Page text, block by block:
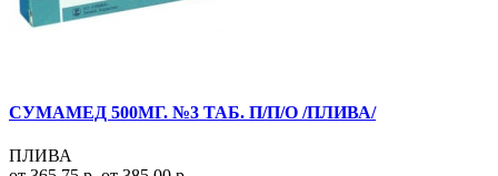
СУМАМЕД 500МГ. №3 ТАБ. П/П/О /ПЛИВА/
ПЛИВА